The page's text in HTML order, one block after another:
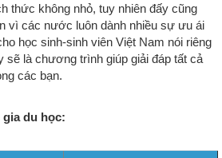
thức không nhỏ, tuy nhiên đấy cũng
vì các nước luôn dành nhiều sự ưu ái
học sinh-sinh viên Việt Nam nói riêng
sẽ là chương trình giúp giải đáp tất cả
các bạn.
du học: